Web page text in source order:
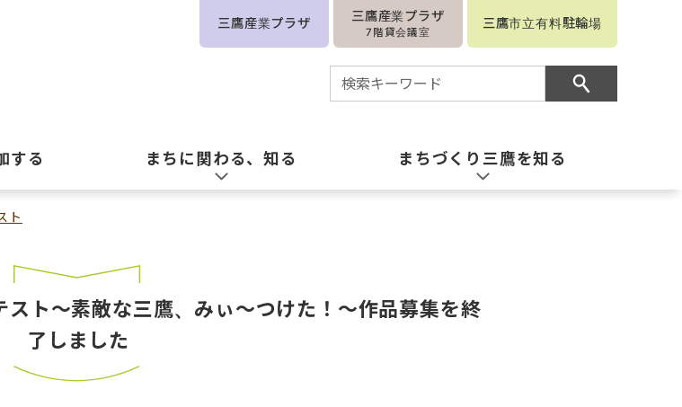
三鷹産業プラザ 三鷹産業プラザ
7階貸会議室
三鷹市立有料駐輪場
する まちに関わる、知る まちづくり三鷹を知る
ト
ト～素敵な三鷹、みぃ～つけた！～作品募集を終
了しました